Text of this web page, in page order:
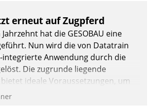
gehen
über
bei
erneut auf Zugpferd
hat die GESOBAU eine
Nun wird die von Datatrain
integrierte Anwendung durch die
Die zugrunde liegende
ideale Voraussetzungen, um
der App zu erweitern und weitere